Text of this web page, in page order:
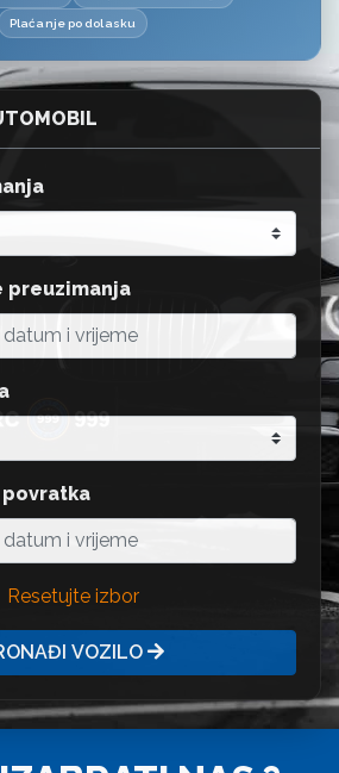
Plaćanje po dolasku
preuzimanja
Resetujte izbor
VOZILO